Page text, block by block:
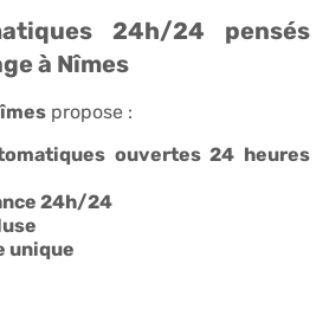
24h/24 pensés
à Nîmes
propose :
ouvertes 24 heures
24h/24
unique